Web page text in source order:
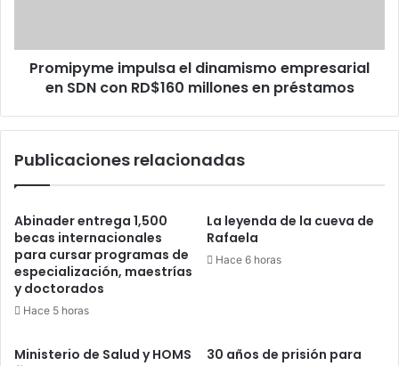
RD$160
millones
Promipyme impulsa el dinamismo empresarial
en SDN con RD$160 millones en préstamos
Publicaciones relacionadas
Abinader entrega 1,500
becas internacionales
para cursar programas de
especialización, maestrías
y doctorados
Hace 5 horas
La leyenda de la cueva de
Rafaela
Hace 6 horas
Ministerio de Salud y HOMS
30 años de prisión para